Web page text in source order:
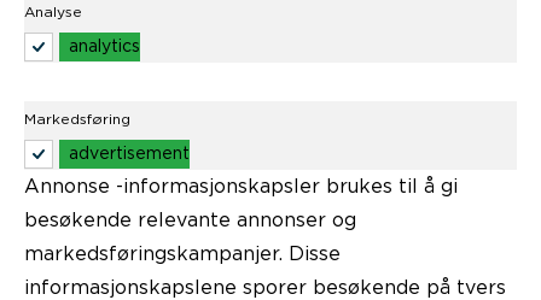
Analyse
analytics
Markedsføring
advertisement
Annonse -informasjonskapsler brukes til å gi
besøkende relevante annonser og
markedsføringskampanjer. Disse
informasjonskapslene sporer besøkende på tvers